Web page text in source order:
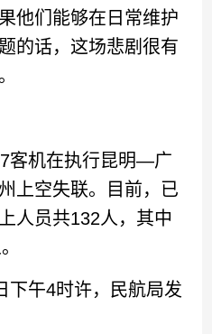
他们能够在日常维护
的话，这场悲剧很有
机在执行昆明—广
上空失联。目前，已
人员共132人，其中
午4时许，民航局发